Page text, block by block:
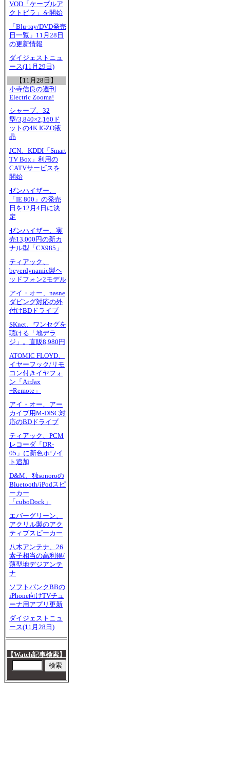
VOD「ケーブルア
クトビラ」を開始
「Blu-ray/DVD発売
日一覧」11月28日
の更新情報
ダイジェストニュ
ース(11月29日)
【11月28日】
小寺信良の週刊
Electric Zooma!
シャープ、32
型/3,840×2,160ド
ットの4K IGZO液
晶
JCN、KDDI「Smart
TV Box」利用の
CATVサービスを
開始
ゼンハイザー、
「IE 800」の発売
日を12月4日に決
定
ゼンハイザー、実
売13,000円の新カ
ナル型「CX985」
ティアック、
beyerdynamic製ヘ
ッドフォン2モデル
アイ・オー、nasne
ダビング対応の外
付けBDドライブ
SKnet、ワンセグを
聴ける「地デラ
ジ」。直販8,980円
ATOMIC FLOYD、
イヤーフック/リモ
コン付きイヤフォ
ン「AirJax
+Remote」
アイ・オー、アー
カイブ用M-DISC対
応のBDドライブ
ティアック、PCM
レコーダ「DR-
05」に新色ホワイ
ト追加
D&M、独sonoroの
Bluetooth/iPodスピ
ーカー
「cuboDock」
エバーグリーン、
アクリル製のアク
ティブスピーカー
八木アンテナ、26
素子相当の高利得/
薄型地デジアンテ
ナ
ソフトバンクBBの
iPhone向けTVチュ
ーナ用アプリ更新
ダイジェストニュ
ース(11月28日)
【Watch記事検索】